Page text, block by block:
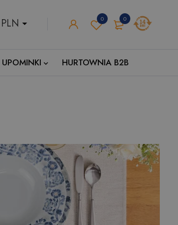
0
0
UPOMINKI HURTOWNIA B2B